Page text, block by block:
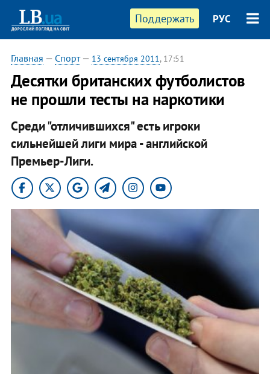
Поддержать РУС
Главная — Спорт— 13 сентября 2011, 17:51
​Десятки британских футболистов
не прошли тесты на наркотики
Среди "отличившихся" есть игроки
сильнейшей лиги мира - английской
Премьер-Лиги.